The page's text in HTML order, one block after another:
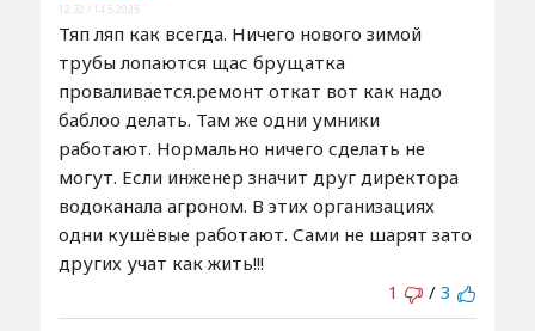
12:32 / 14.5.2025
Тяп ляп как всегда. Ничего нового зимой
трубы лопаются щас брущатка
проваливается.ремонт откат вот как надо
баблоо делать. Там же одни умники
работают. Нормально ничего сделать не
могут. Если инженер значит друг директора
водоканала агроном. В этих организациях
одни кушëвые работают. Сами не шарят зато
других учат как жить!!!
1
/ 3